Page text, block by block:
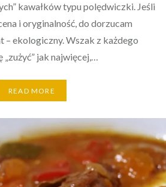
kawałków typu polędwiczki. Jeśli
i oryginalność, do dorzucam
– ekologiczny. Wszak z każdego
jak najwięcej,…
READ MORE